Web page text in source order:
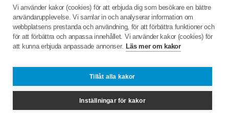
Vi använder kakor (cookies) för att erbjuda dig som besökare en bättre
användarupplevelse. Vi samlar in och analyserar information om
webbplatsens prestanda och användning, för att förbättra funktioner och
för att förbättra och anpassa innehållet. Vi använder kakor (cookies) för
att kunna erbjuda anpassade annonser. Läs mer om kakor
Tillåt alla kakor
Inställningar för kakor
Engagera DIG i vår förening
C/o:Lennart Lööw
jonkopingcentrum@spfseniorerna.se